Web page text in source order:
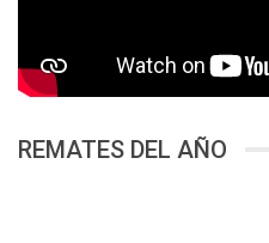
REMATES DEL AÑO